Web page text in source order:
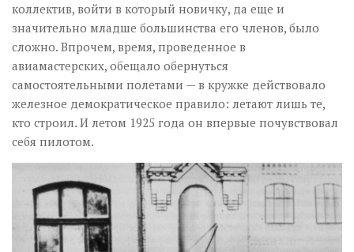
коллектив, войти в который новичку, да еще и
значительно младше большинства его членов, было
сложно. Впрочем, время, проведенное в
авиамастерских, обещало обернуться
самостоятельными полетами — в кружке действовало
железное демократическое правило: летают лишь те,
кто строил. И летом 1925 года он впервые почувствовал
себя пилотом.